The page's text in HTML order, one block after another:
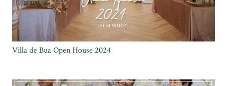
Villa de Bua Open House 2024